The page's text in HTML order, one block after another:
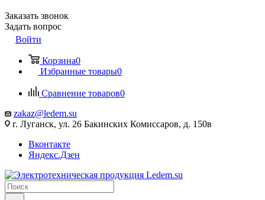
Заказать звонок
Задать вопрос
Войти
Корзина0
Избранные товары0
Сравнение товаров0
zakaz@ledem.su
г. Луганск, ул. 26 Бакинских Комиссаров, д. 150в
Вконтакте
Яндекс.Дзен